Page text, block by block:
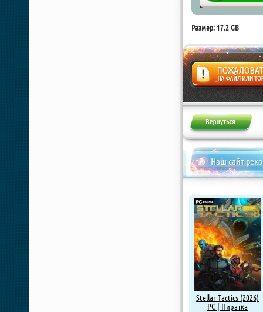
Размер: 17.2 GB
Жалоба
Наш сайт
Stellar Tactics (2026)
PC | Пиратка